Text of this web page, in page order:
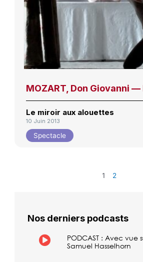
MOZART, Don Giovanni
Le miroir aux alouettes
10 Juin 2013
Spectacle
1 2
Nos derniers podcasts
PODCAST : Avec vue
Samuel Hasselhorn